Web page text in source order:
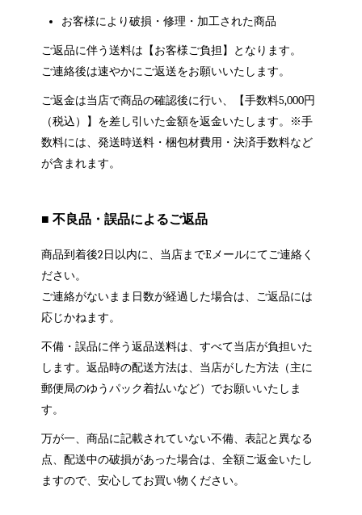
お客様により破損・修理・加工された商品
ご返品に伴う送料は【お客様ご負担】となります。
ご連絡後は速やかにご返送をお願いいたします。
ご返金は当店で商品の確認後に行い、【手数料5,000円
（税込）】を差し引いた金額を返金いたします。※手
数料には、発送時送料・梱包材費用・決済手数料など
が含まれます。
■ 不良品・誤品によるご返品
商品到着後2日以内に、当店までEメールにてご連絡く
ださい。
ご連絡がないまま日数が経過した場合は、ご返品には
応じかねます。
不備・誤品に伴う返品送料は、すべて当店が負担いた
します。返品時の配送方法は、当店がした方法（主に
郵便局のゆうパック着払いなど）でお願いいたしま
す。
万が一、商品に記載されていない不備、表記と異なる
点、配送中の破損があった場合は、全額ご返金いたし
ますので、安心してお買い物ください。